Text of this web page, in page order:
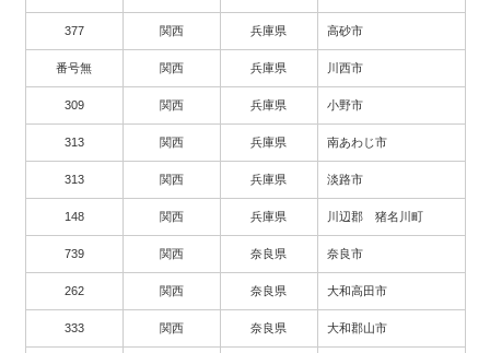
377 関西 兵庫県 高砂市
番号無 関西 兵庫県 川西市
309 関西 兵庫県 小野市
313 関西 兵庫県 南あわじ市
313 関西 兵庫県 淡路市
148 関西 兵庫県 川辺郡 猪名川町
739 関西 奈良県 奈良市
262 関西 奈良県 大和高田市
333 関西 奈良県 大和郡山市